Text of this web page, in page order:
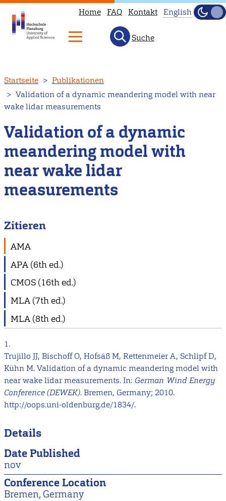
zum
Inhalt
Home FAQ Kontakt
available
English.
Head
to
English
Hell
Suche
Startseite
Publikationen
Validation of a dynamic meandering model with near
wake lidar measurements
Validation of a dynamic
meandering model with
near wake lidar
measurements
Zitieren
AMA
APA (6th ed.)
CMOS (16th ed.)
MLA (7th ed.)
MLA (8th ed.)
1.
Trujillo JJ, Bischoff O, Hofsäß M, Rettenmeier A, Schlipf D,
Kühn M. Validation of a dynamic meandering model with
near wake lidar measurements. In: German Wind Energy
Conference (DEWEK). Bremen, Germany; 2010.
http://oops.uni-oldenburg.de/1834/.
Details
Date Published
nov
Conference Location
Bremen, Germany